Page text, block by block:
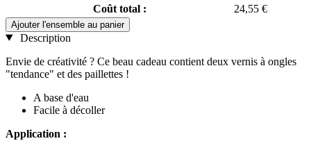
Coût total :
24,55 €
Ajouter l'ensemble au panier
Description
Envie de créativité ? Ce beau cadeau contient deux vernis à ongles
"tendance" et des paillettes !
A base d'eau
Facile à décoller
Application :